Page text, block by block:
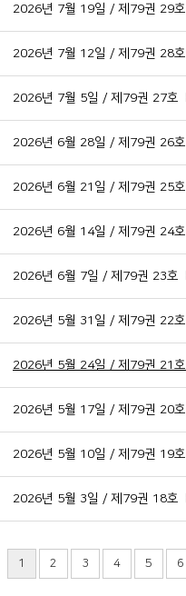
2026년 7월 19일 / 제79권 29호
2026년 7월 12일 / 제79권 28호
2026년 7월 5일 / 제79권 27호
2026년 6월 28일 / 제79권 26호
2026년 6월 21일 / 제79권 25호
2026년 6월 14일 / 제79권 24호
2026년 6월 7일 / 제79권 23호
2026년 5월 31일 / 제79권 22호
2026년 5월 24일 / 제79권 21호
2026년 5월 17일 / 제79권 20호
2026년 5월 10일 / 제79권 19호
2026년 5월 3일 / 제79권 18호
1 2 3 4 5 6